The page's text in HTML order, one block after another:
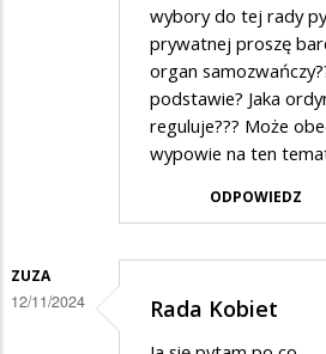
wybory do tej rady
prywatnej proszę
organ
podstawie? Jaka
reguluje??? Może
wypowie na ten
ODPOWIEDZ
ZUZA
12/11/2024 Rada Kobiet